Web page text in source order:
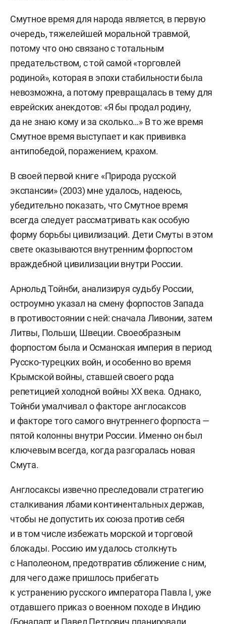
Смутное время для народа является, в первую
очередь, тяжелейшей моральной травмой,
потому что оно связано с тотальным
предательством, с той самой «торговлей
родиной», которая в эпохи стабильности была
невозможна, а потому превращалась в тему для
еврейских анекдотов: «Я бы продал родину,
да не знаю кому и за сколько…» В то же время
Смутное время выступает и как прививка
антипобедой, поражением, крахом.
В своей первой книге «Природа русской
экспансии» (2003) мне удалось, надеюсь,
убедительно показать, что Смутное время
всегда следует рассматривать как особую
форму борьбы цивилизаций. Дети Смуты в этом
свете оказываются внутренним форпостом
враждебной цивилизации внутри России.
Арнольд Тойнби, анализируя судьбу России,
остроумно указал на смену форпостов Запада
в противостоянии с ней: сначала Ливонии, затем
Литвы, Польши, Швеции. Своеобразным
форпостом была и Османская империя в период
Русско-турецких войн, и особенно во время
Крымской войны, ставшей своего рода
репетицией холодной войны XX века. Однако,
Тойнби умалчивал о факторе англосаксов
и факторе того самого внутреннего форпоста —
пятой колонны внутри России. Именно он был
ключевым всегда, когда разгоралась новая
Смута.
Англосаксы извечно преследовали стратегию
сталкивания лбами континентальных держав,
чтобы не допустить их союза против себя
и в том числе избежать морской и торговой
блокады. Россию им удалось столкнуть
с Наполеоном, предотвратив сближение с ним,
для чего даже пришлось прибегать
к устранению русского императора Павла I, уже
отдавшего приказ о военном походе в Индию
(Бонапарт и Павел Петрович планировали